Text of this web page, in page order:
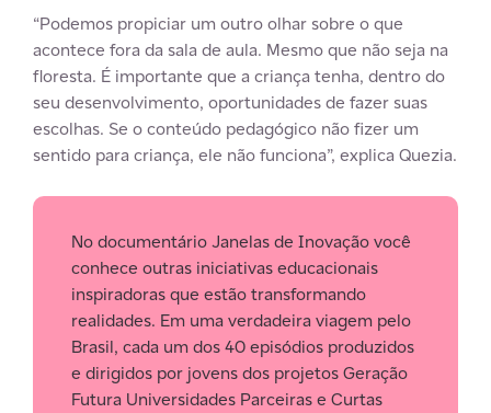
“Podemos propiciar um outro olhar sobre o que
acontece fora da sala de aula. Mesmo que não seja na
floresta. É importante que a criança tenha, dentro do
seu desenvolvimento, oportunidades de fazer suas
escolhas. Se o conteúdo pedagógico não fizer um
sentido para criança, ele não funciona”, explica Quezia.
No documentário Janelas de Inovação você
conhece outras iniciativas educacionais
inspiradoras que estão transformando
realidades. Em uma verdadeira viagem pelo
Brasil, cada um dos 40 episódios produzidos
e dirigidos por jovens dos projetos Geração
Futura Universidades Parceiras e Curtas